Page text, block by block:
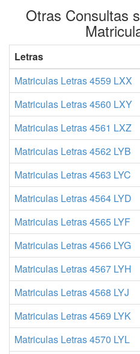
Otras Consultas
Letras
Matriculas Letras 4559 LXX
Matriculas Letras 4560 LXY
Matriculas Letras 4561 LXZ
Matriculas Letras 4562 LYB
Matriculas Letras 4563 LYC
Matriculas Letras 4564 LYD
Matriculas Letras 4565 LYF
Matriculas Letras 4566 LYG
Matriculas Letras 4567 LYH
Matriculas Letras 4568 LYJ
Matriculas Letras 4569 LYK
Matriculas Letras 4570 LYL